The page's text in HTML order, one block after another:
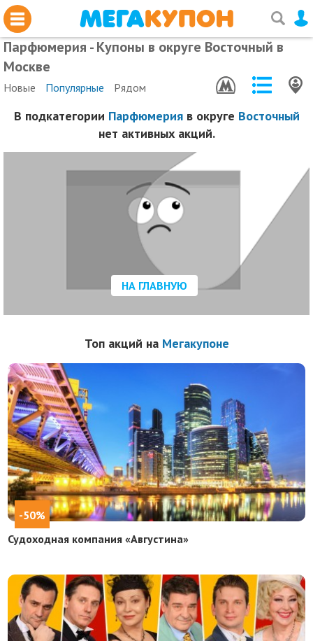
Парфюмерия - Купоны в округе Восточный в
Москве
Новые Популярные Рядом
В подкатегории Парфюмерияв округе Восточный
нет активных акций.
НА ГЛАВНУЮ
Топ акций на Мегакупоне
-50%
Судоходная компания «Августина»